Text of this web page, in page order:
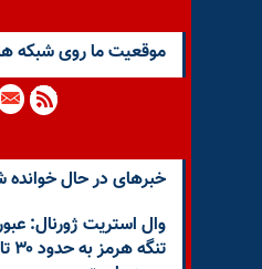
موقعيت ما روى شبكه
خبرهای در حال
وال استریت ژورنال: